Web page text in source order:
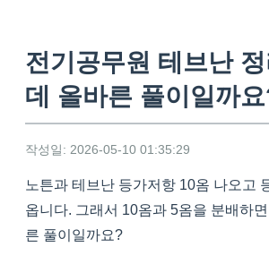
전기공무원 테브난
데 올바른 풀이일까
작성일: 2026-05-10 01:35:29
노튼과 테브난 등가저항 10옴 나오고
옵니다. 그래서 10옴과 5옴을 분배하
른 풀이일까요?